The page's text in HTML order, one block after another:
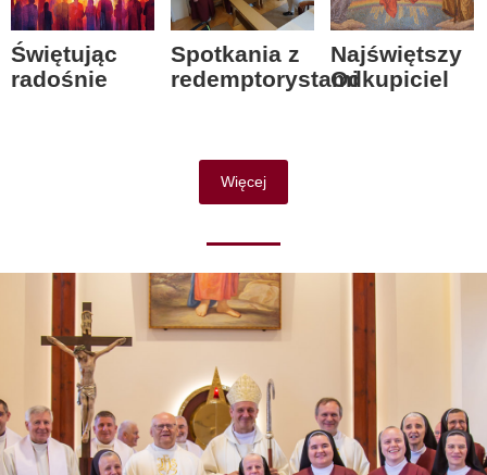
Świętując
radośnie
Spotkania z
redemptorystami
Najświętszy
Odkupiciel
Więcej